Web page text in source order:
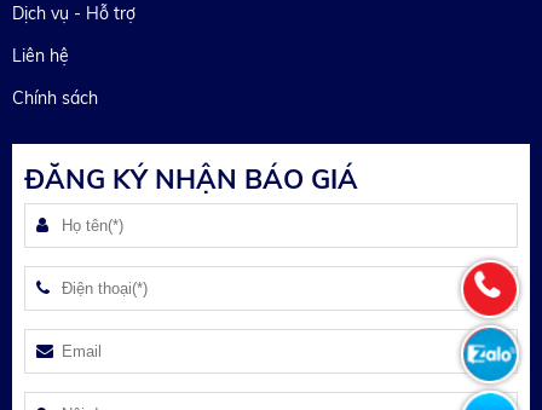
Dịch vụ - Hỗ trợ
Liên hệ
Chính sách
ĐĂNG KÝ NHẬN BÁO GIÁ